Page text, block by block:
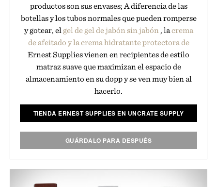
productos son sus envases; A diferencia de las
botellas y los tubos normales que pueden romperse
y gotear, el gel de gel de jabón sin jabón , lacrema
de afeitado y la crema hidratante protectora de
Ernest Supplies vienen en recipientes de estilo
matraz suave que maximizan el espacio de
almacenamiento en su dopp y se ven muy bien al
hacerlo.
TIENDA ERNEST SUPPLIES EN UNCRATE SUPPLY
GUÁRDALO PARA DESPUÉS